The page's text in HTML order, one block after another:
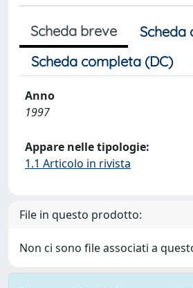
Scheda breve
Scheda
Scheda completa (DC)
Anno
1997
Appare nelle tipologie:
1.1 Articolo in rivista
File in questo prodotto:
Non ci sono file associati a